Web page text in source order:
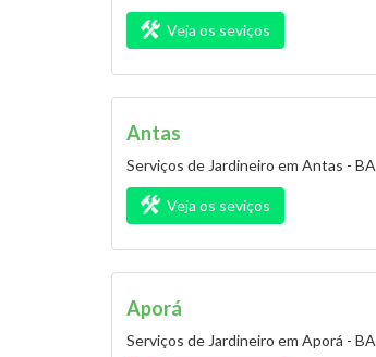
Veja os seviços
Antas
Serviços de Jardineiro em Antas - BA
Veja os seviços
Aporá
Serviços de Jardineiro em Aporá - BA